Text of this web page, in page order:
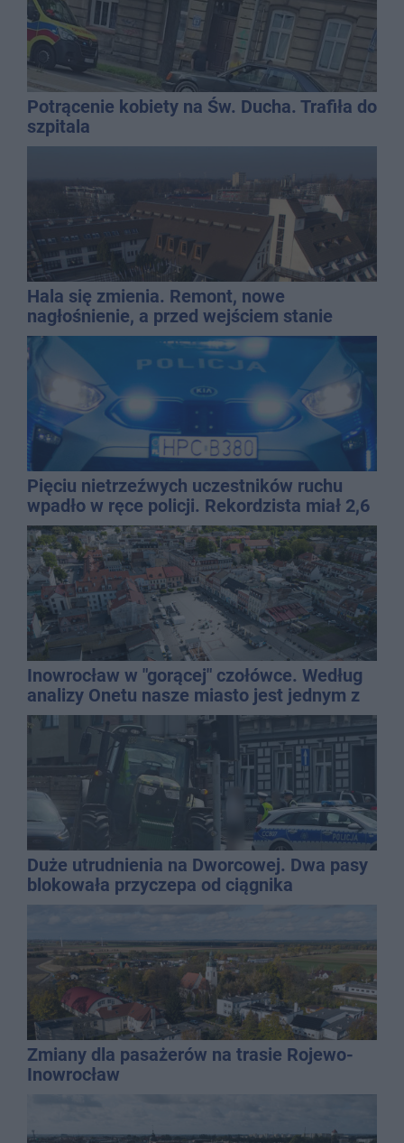
Potrącenie kobiety na Św. Ducha. Trafiła do
szpitala
Hala się zmienia. Remont, nowe
nagłośnienie, a przed wejściem stanie
QEMETICA ARENA
Pięciu nietrzeźwych uczestników ruchu
wpadło w ręce policji. Rekordzista miał 2,6
promila
Inowrocław w "gorącej" czołówce. Według
analizy Onetu nasze miasto jest jednym z
najbardziej narażonych na upały
Duże utrudnienia na Dworcowej. Dwa pasy
blokowała przyczepa od ciągnika
Zmiany dla pasażerów na trasie Rojewo-
Inowrocław